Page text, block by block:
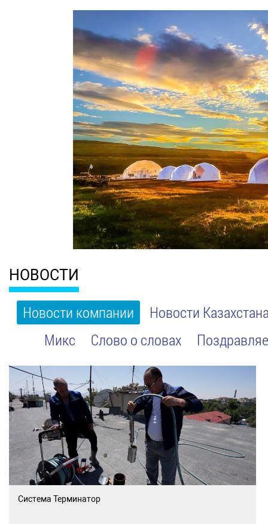
НОВОСТИ
Новости компании
Новости
Микс
Слово о словах
Система Терминатор